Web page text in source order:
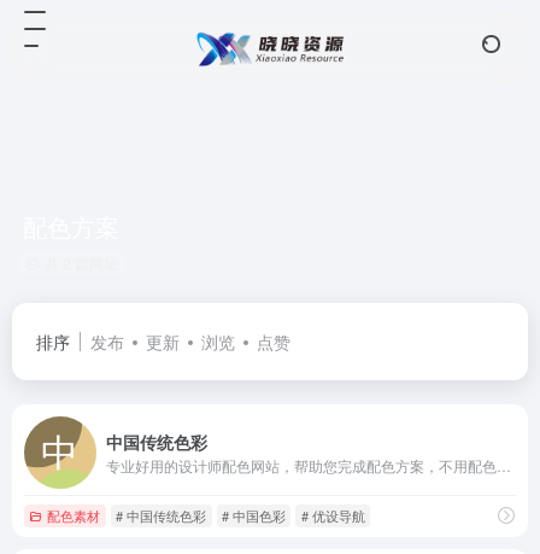
排序 发布 更新 浏览 点赞
中国传统色彩
配色素材 # 中国传统色彩 # 中国色彩 # 优设导航